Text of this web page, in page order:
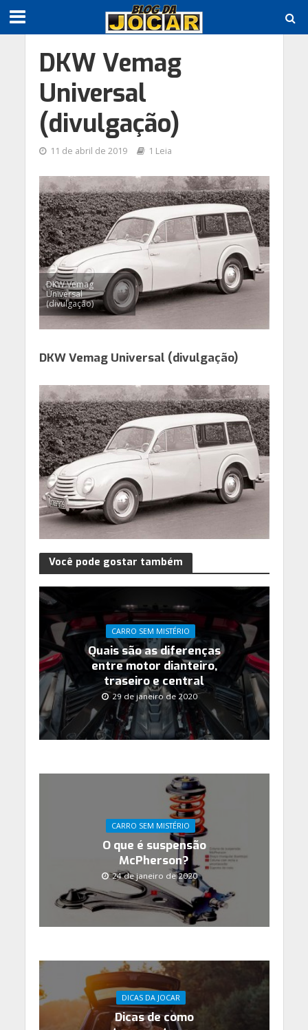
DKW Vemag
Universal
(divulgação)
11 de abril de 2019 1 Leia
DKW Vemag
Universal
(divulgação)
DKW Vemag Universal (divulgação)
Você pode gostar também
CARRO SEM MISTÉRIO
Quais são as diferenças
entre motor dianteiro,
traseiro e central
29 de janeiro de 2020
CARRO SEM MISTÉRIO
O que é suspensão
McPherson?
24 de janeiro de 2020
DICAS DA JOCAR
Dicas de como